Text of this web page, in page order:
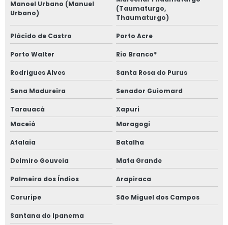
Manoel Urbano (Manuel
Urbano)
(Taumaturgo,
Thaumaturgo)
Plácido de Castro Porto Acre
Porto Walter Rio Branco*
Rodrigues Alves Santa Rosa do Purus
Sena Madureira Senador Guiomard
Tarauacá
Xapuri
Maceió
Maragogi
Atalaia Batalha
Delmiro Gouveia Mata Grande
Palmeira dos Índios Arapiraca
Coruripe São Miguel dos Campos
Santana do Ipanema